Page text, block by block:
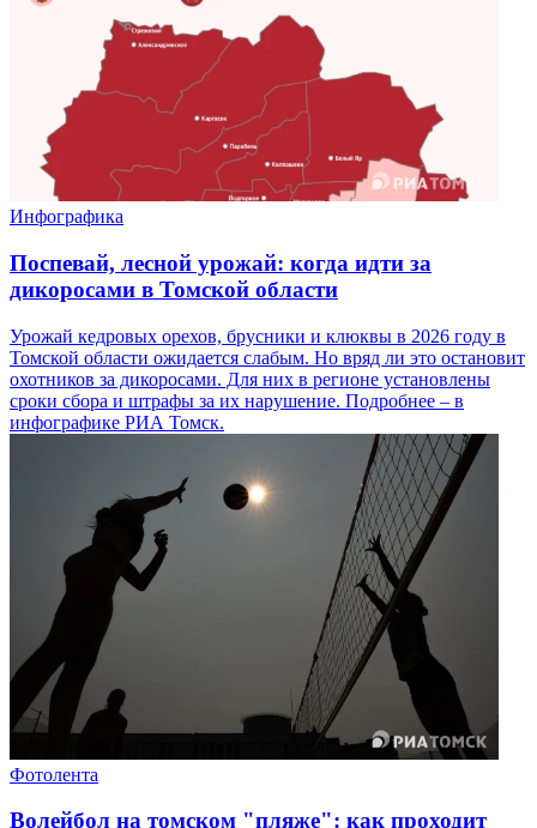
Инфографика
Поспевай, лесной урожай: когда идти за
дикоросами в Томской области
Урожай кедровых орехов, брусники и клюквы в 2026 году в
Томской области ожидается слабым. Но вряд ли это остановит
охотников за дикоросами. Для них в регионе установлены
сроки сбора и штрафы за их нарушение. Подробнее – в
инфографике РИА Томск.
Фотолента
Волейбол на томском "пляже": как проходит